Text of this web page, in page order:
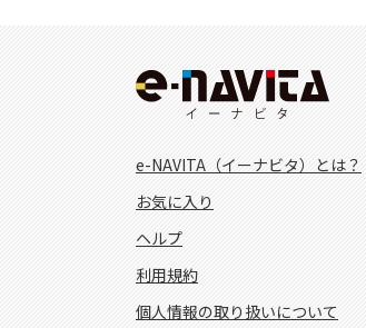
e-NAVITA（イーナビタ）とは？
お気に入り
ヘルプ
利用規約
個人情報の取り扱いについて